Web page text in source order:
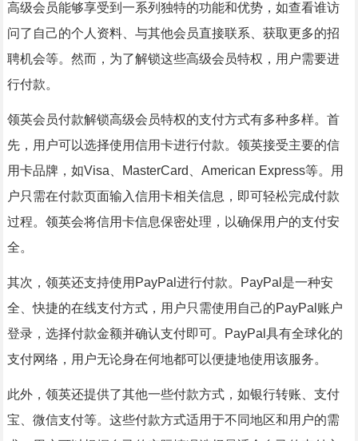
高级会员能够享受到一系列独特的功能和优势，如查看谁访
问了自己的个人资料、与其他会员直接联系、获取更多的招
聘机会等。然而，为了解锁这些高级会员特权，用户需要进
行付款。
领英会员付款解锁高级会员特权的支付方式有多种多样。首
先，用户可以选择使用信用卡进行付款。领英接受主要的信
用卡品牌，如Visa、MasterCard、American Express等。用
户只需在付款页面输入信用卡相关信息，即可轻松完成付款
过程。领英会将信用卡信息保密处理，以确保用户的支付安
全。
其次，领英还支持使用PayPal进行付款。PayPal是一种安
全、快捷的在线支付方式，用户只需使用自己的PayPal账户
登录，选择付款金额并确认支付即可。PayPal具有全球化的
支付网络，用户无论身在何地都可以便捷地使用该服务。
此外，领英还提供了其他一些付款方式，如银行转账、支付
宝、微信支付等。这些付款方式适用于不同地区和用户的需